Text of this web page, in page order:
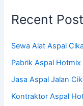
Recent
Sewa Alat Aspal
Pabrik Aspal Hotmix
Jasa Aspal Jalan
Kontraktor Aspal